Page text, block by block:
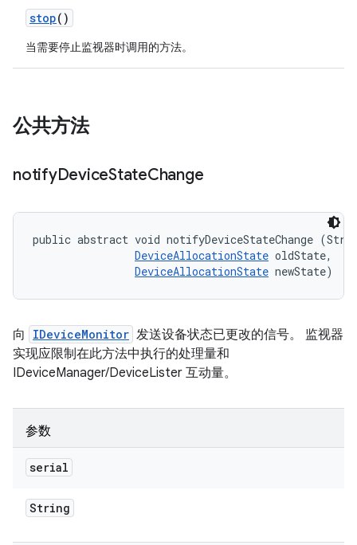
stop()
当需要停止监视器时调用的方法。
公共方法
notifyDeviceStateChange
public abstract void notifyDeviceStateChange
DeviceAllocationState oldState,
DeviceAllocationState newState)
向 IDeviceMonitor 发送设备状态已更改的信号。 监视器
实现应限制在此方法中执行的处理量和
IDeviceManager/DeviceLister 互动量。
参数
serial
String